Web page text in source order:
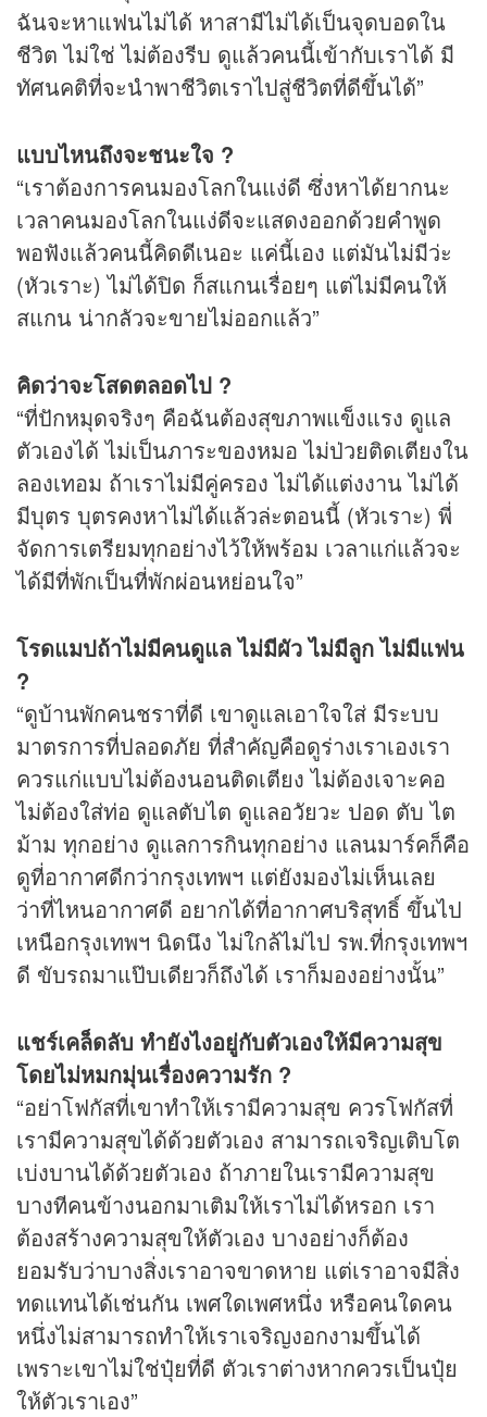
ฉันจะหาแฟนไม่ได้ หาสามีไม่ได้เป็นจุดบอดใน
ชีวิต ไม่ใช่ ไม่ต้องรีบ ดูแล้วคนนี้เข้ากับเราได้ มี
ทัศนคติที่จะนำพาชีวิตเราไปสู่ชีวิตที่ดีขึ้นได้”
แบบไหนถึงจะชนะใจ ?
“เราต้องการคนมองโลกในแง่ดี ซึ่งหาได้ยากนะ
เวลาคนมองโลกในแง่ดีจะแสดงออกด้วยคำพูด
พอฟังแล้วคนนี้คิดดีเนอะ แค่นี้เอง แต่มันไม่มีว่ะ
(หัวเราะ) ไม่ได้ปิด ก็สแกนเรื่อยๆ แต่ไม่มีคนให้
สแกน น่ากลัวจะขายไม่ออกแล้ว”
คิดว่าจะโสดตลอดไป ?
“ที่ปักหมุดจริงๆ คือฉันต้องสุขภาพแข็งแรง ดูแล
ตัวเองได้ ไม่เป็นภาระของหมอ ไม่ป่วยติดเตียงใน
ลองเทอม ถ้าเราไม่มีคู่ครอง ไม่ได้แต่งงาน ไม่ได้
มีบุตร บุตรคงหาไม่ได้แล้วล่ะตอนนี้ (หัวเราะ) พี่
จัดการเตรียมทุกอย่างไว้ให้พร้อม เวลาแก่แล้วจะ
ได้มีที่พักเป็นที่พักผ่อนหย่อนใจ”
โรดแมปถ้าไม่มีคนดูแล ไม่มีผัว ไม่มีลูก ไม่มีแฟน
?
“ดูบ้านพักคนชราที่ดี เขาดูแลเอาใจใส่ มีระบบ
มาตรการที่ปลอดภัย ที่สำคัญคือดูร่างเราเองเรา
ควรแก่แบบไม่ต้องนอนติดเตียง ไม่ต้องเจาะคอ
ไม่ต้องใส่ท่อ ดูแลตับไต ดูแลอวัยวะ ปอด ตับ ไต
ม้าม ทุกอย่าง ดูแลการกินทุกอย่าง แลนมาร์คก็คือ
ดูที่อากาศดีกว่ากรุงเทพฯ แต่ยังมองไม่เห็นเลย
ว่าที่ไหนอากาศดี อยากได้ที่อากาศบริสุทธิ์ ขึ้นไป
เหนือกรุงเทพฯ นิดนึง ไม่ใกล้ไม่ไป รพ.ที่กรุงเทพฯ
ดี ขับรถมาแป๊บเดียวก็ถึงได้ เราก็มองอย่างนั้น”
แชร์เคล็ดลับ ทำยังไงอยู่กับตัวเองให้มีความสุข
โดยไม่หมกมุ่นเรื่องความรัก ?
“อย่าโฟกัสที่เขาทำให้เรามีความสุข ควรโฟกัสที่
เรามีความสุขได้ด้วยตัวเอง สามารถเจริญเติบโต
เบ่งบานได้ด้วยตัวเอง ถ้าภายในเรามีความสุข
บางทีคนข้างนอกมาเติมให้เราไม่ได้หรอก เรา
ต้องสร้างความสุขให้ตัวเอง บางอย่างก็ต้อง
ยอมรับว่าบางสิ่งเราอาจขาดหาย แต่เราอาจมีสิ่ง
ทดแทนได้เช่นกัน เพศใดเพศหนึ่ง หรือคนใดคน
หนึ่งไม่สามารถทำให้เราเจริญงอกงามขึ้นได้
เพราะเขาไม่ใช่ปุ๋ยที่ดี ตัวเราต่างหากควรเป็นปุ๋ย
ให้ตัวเราเอง”